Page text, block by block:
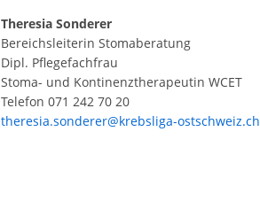
Theresia Sonderer
Bereichsleiterin Stomaberatung
Dipl. Pflegefachfrau
Stoma- und Kontinenztherapeutin WCET
Telefon 071 242 70 20
theresia.sonderer@krebsliga-ostschweiz.ch